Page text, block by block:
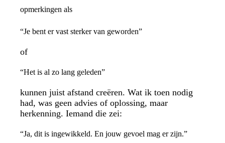
opmerkingen als
“Je bent er vast sterker van geworden”
of
“Het is al zo lang geleden”
kunnen juist afstand creëren. Wat ik toen nodig
had, was geen advies of oplossing, maar
herkenning. Iemand die zei:
“Ja, dit is ingewikkeld. En jouw gevoel mag er zijn.”